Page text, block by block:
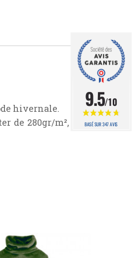
hivernale.
de 280gr/m², en
9.5/10
BASÉ SUR 347 AVIS